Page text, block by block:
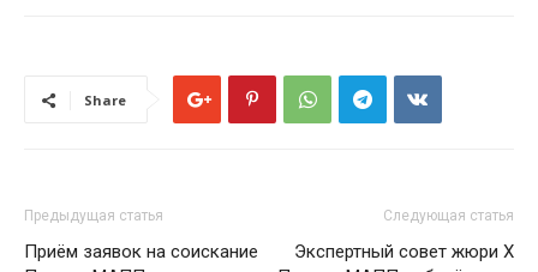
Share
Предыдущая статья
Приём заявок на соискание
Следующая статья
Экспертный совет жюри X